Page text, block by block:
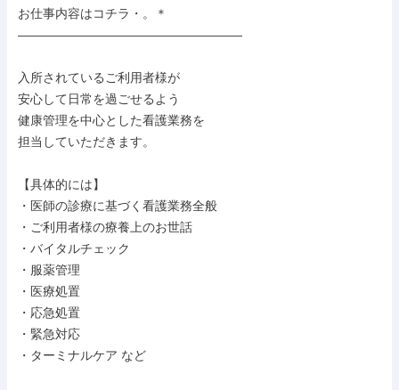
お仕事内容はコチラ・。＊
――――――――――――――――――
入所されているご利用者様が
安心して日常を過ごせるよう
健康管理を中心とした看護業務を
担当していただきます。
【具体的には】
・医師の診療に基づく看護業務全般
・ご利用者様の療養上のお世話
・バイタルチェック
・服薬管理
・医療処置
・応急処置
・緊急対応
・ターミナルケア など